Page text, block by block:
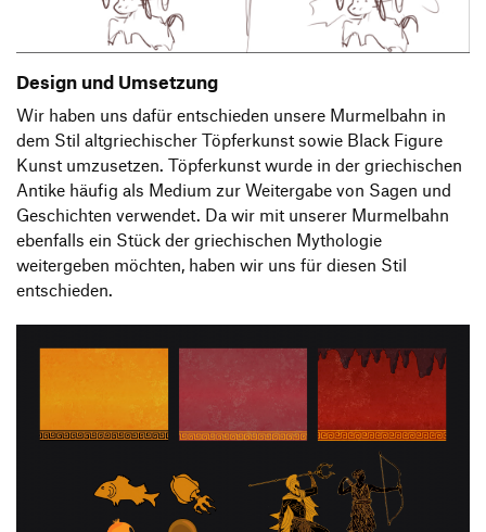
Design und Umsetzung
Wir haben uns dafür entschieden unsere Murmelbahn in
dem Stil altgriechischer Töpferkunst sowie Black Figure
Kunst umzusetzen. Töpferkunst wurde in der griechischen
Antike häufig als Medium zur Weitergabe von Sagen und
Geschichten verwendet. Da wir mit unserer Murmelbahn
ebenfalls ein Stück der griechischen Mythologie
weitergeben möchten, haben wir uns für diesen Stil
entschieden.